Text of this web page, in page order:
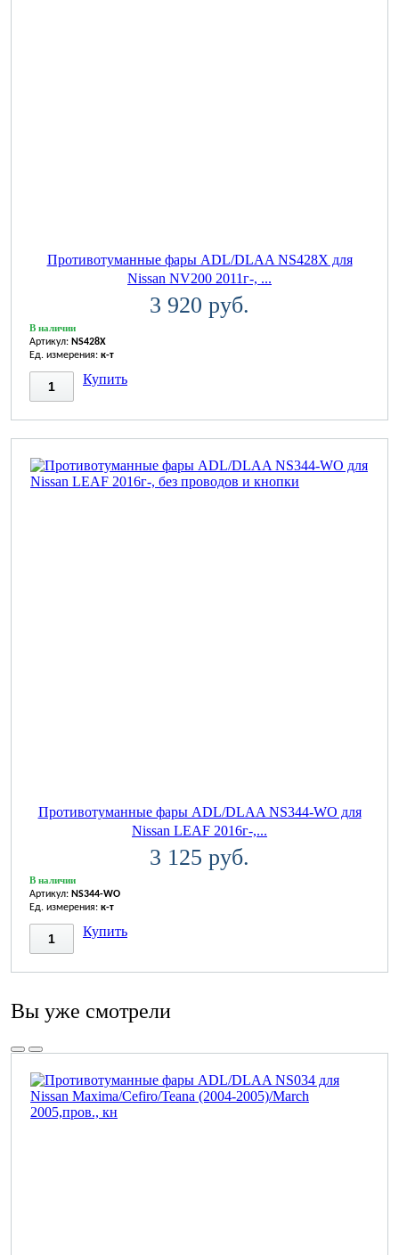
Противотуманные фары ADL/DLAA NS428X для
Nissan NV200 2011г-, ...
3 920 руб.
В наличии
Артикул: NS428X
Ед. измерения: к-т
Купить
Противотуманные фары ADL/DLAA NS344-WO для
Nissan LEAF 2016г-,...
3 125 руб.
В наличии
Артикул: NS344-WO
Ед. измерения: к-т
Купить
Вы уже смотрели